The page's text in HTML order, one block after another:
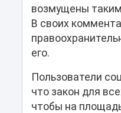
возмущены
В своих
его.
Пользователи
что закон для
чтобы на